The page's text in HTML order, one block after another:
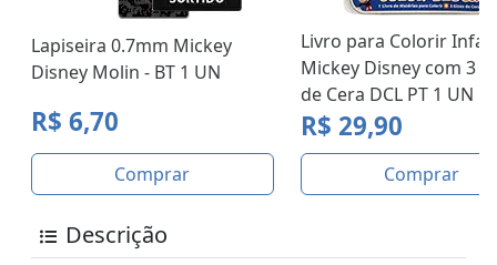
Lapiseira 0.7mm Mickey
Disney Molin - BT 1 UN
R$ 6,70
Comprar
Livro para Colorir
Mickey Disney com 3
de Cera DCL PT 1 UN
R$ 29,90
Comprar
Descrição